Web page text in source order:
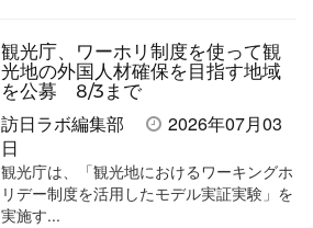
観光庁、ワーホリ制度を使って観
光地の外国人材確保を目指す地域
を公募 8/3まで
訪日ラボ編集部
2026年07月03
日
観光庁は、「観光地におけるワーキングホ
リデー制度を活用したモデル実証実験」を
実施す...